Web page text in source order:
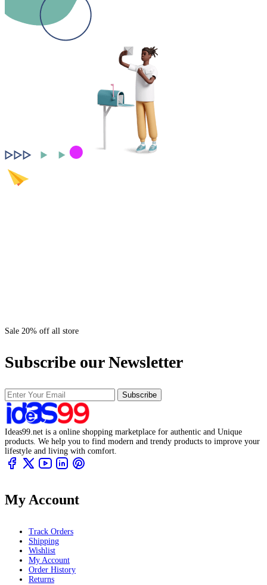
Sale 20% off all store
Subscribe our Newsletter
Subscribe
Ideas99.net is a online shopping marketplace for authentic and Unique
products. We help you to find modern and trendy products to improve your
lifestyle and living with comfort.
My Account
Track Orders
Shipping
Wishlist
My Account
Order History
Returns